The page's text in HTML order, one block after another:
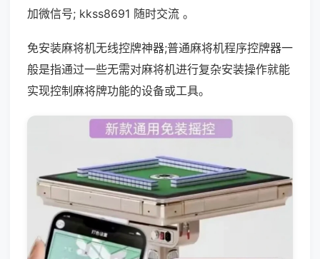
加微信号; kkss8691 随时交流 。
免安装麻将机无线控牌神器;普通麻将机程序控牌器一
般是指通过一些无需对麻将机进行复杂安装操作就能
实现控制麻将牌功能的设备或工具。